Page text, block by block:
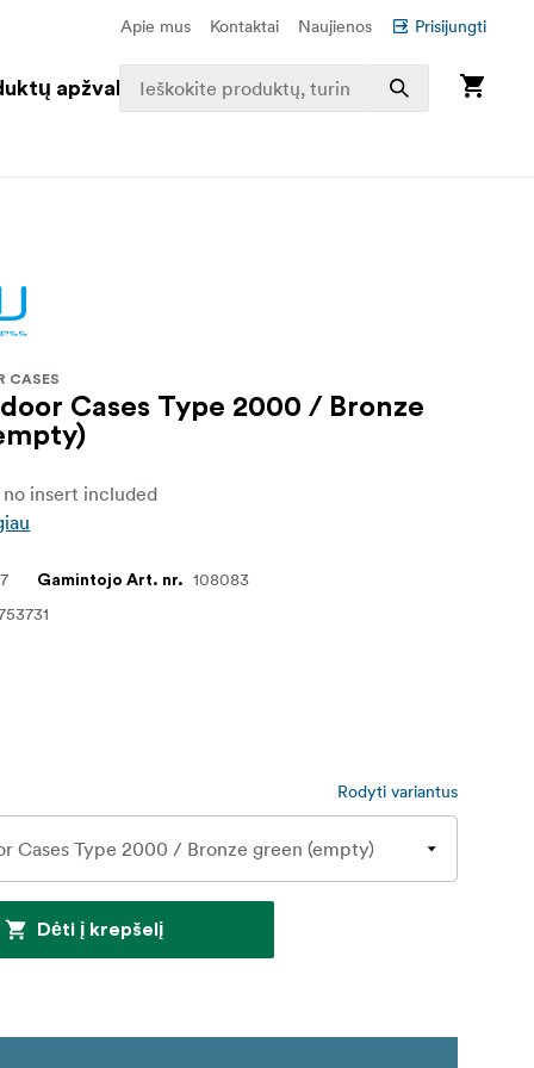
Apie mus Kontaktai Naujienos Prisijungti
apžvalga
CASES
Cases Type 2000 / Bronze
insert included
Gamintojo Art. nr. 108083
Rodyti variantus
Dėti į krepšelį